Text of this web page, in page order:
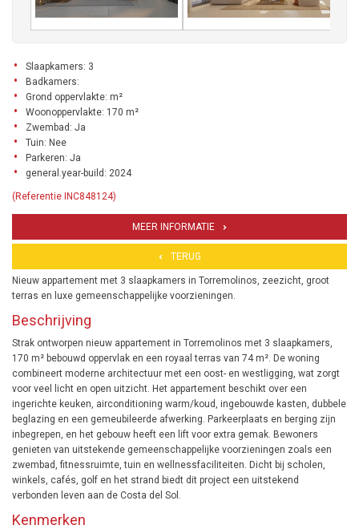
Slaapkamers: 3
Badkamers:
Grond oppervlakte: m²
Woonoppervlakte: 170 m²
Zwembad: Ja
Tuin: Nee
Parkeren: Ja
general.year-build: 2024
(Referentie INC848124)
MEER INFORMATIE
TERUG
Nieuw appartement met 3 slaapkamers in Torremolinos, zeezicht, groot
terras en luxe gemeenschappelijke voorzieningen.
Beschrijving
Strak ontworpen nieuw appartement in Torremolinos met 3 slaapkamers,
170 m² bebouwd oppervlak en een royaal terras van 74 m². De woning
combineert moderne architectuur met een oost- en westligging, wat zorgt
voor veel licht en open uitzicht. Het appartement beschikt over een
ingerichte keuken, airconditioning warm/koud, ingebouwde kasten, dubbele
beglazing en een gemeubileerde afwerking. Parkeerplaats en berging zijn
inbegrepen, en het gebouw heeft een lift voor extra gemak. Bewoners
genieten van uitstekende gemeenschappelijke voorzieningen zoals een
zwembad, fitnessruimte, tuin en wellnessfaciliteiten. Dicht bij scholen,
winkels, cafés, golf en het strand biedt dit project een uitstekend
verbonden leven aan de Costa del Sol.
Kenmerken